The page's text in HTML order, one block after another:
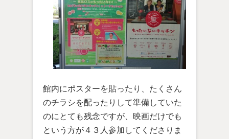
館内にポスターを貼ったり、たくさん
のチラシを配ったりして準備していた
のにとても残念ですが、映画だけでも
という方が４３人参加してくださりま